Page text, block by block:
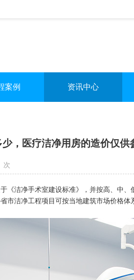
案例
车间
资讯中心
，医疗洁净用房的造价仅供
次
《洁净手术室建设标准》，并按高、中
市洁净工程项目可按当地建筑市场价格